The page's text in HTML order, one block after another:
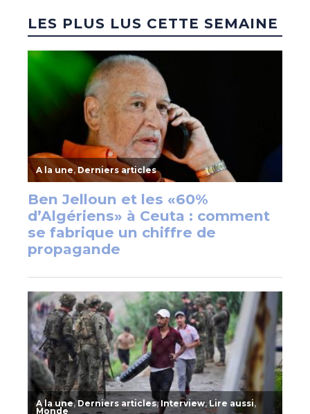
LES PLUS LUS CETTE SEMAINE